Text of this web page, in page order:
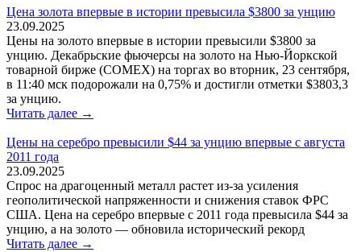
Цена золота впервые в истории превысила $3800 за унцию
23.09.2025
Цены на золото впервые в истории превысили $3800 за
унцию. Декабрьские фьючерсы на золото на Нью-Йоркской
товарной бирже (COMEX) на торгах во вторник, 23 сентября,
в 11:40 мск подорожали на 0,75% и достигли отметки $3803,3
за унцию.
Читать далее →
Цены на серебро превысили $44 за унцию впервые с августа
2011 года
23.09.2025
Спрос на драгоценный металл растет из-за усиления
геополитической напряженности и снижения ставок ФРС
США. Цена на серебро впервые с 2011 года превысила $44 за
унцию, а на золото — обновила исторический рекорд
Читать далее →